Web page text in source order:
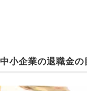
中小企業の退職金